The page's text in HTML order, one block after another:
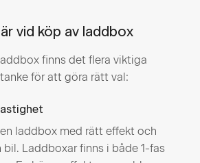
vid köp av laddbox
finns det flera viktiga
för att göra rätt val:
laddbox med rätt effekt och
Laddboxar finns i både 1-fas